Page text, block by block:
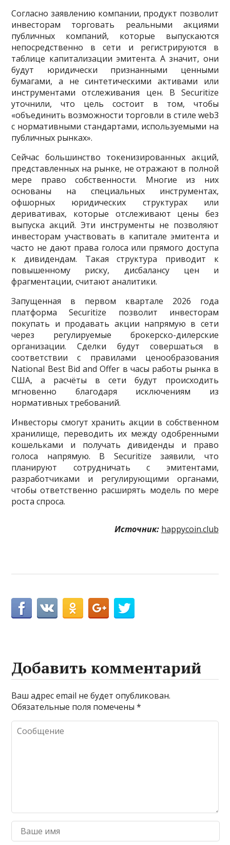
Согласно заявлению компании, продукт позволит
инвесторам торговать реальными акциями
публичных компаний, которые выпускаются
непосредственно в сети и регистрируются в
таблице капитализации эмитента. А значит, они
будут юридически признанными ценными
бумагами, а не синтетическими активами или
инструментами отслеживания цен. В Securitize
уточнили, что цель состоит в том, чтобы
«объединить возможности торговли в стиле web3
с нормативными стандартами, используемыми на
публичных рынках».
Сейчас большинство токенизированных акций,
представленных на рынке, не отражают в полной
мере право собственности. Многие из них
основаны на специальных инструментах,
офшорных юридических структурах или
деривативах, которые отслеживают цены без
выпуска акций. Эти инструменты не позволяют
инвесторам участвовать в капитале эмитента и
часто не дают права голоса или прямого доступа
к дивидендам. Такая структура приводит к
повышенному риску, дисбалансу цен и
фрагментации, считают аналитики.
Запущенная в первом квартале 2026 года
платформа Securitize позволит инвесторам
покупать и продавать акции напрямую в сети
через регулируемые брокерско-дилерские
организации. Сделки будут совершаться в
соответствии с правилами ценообразования
National Best Bid and Offer в часы работы рынка в
США, а расчёты в сети будут происходить
мгновенно благодаря исключениям из
нормативных требований.
Инвесторы смогут хранить акции в собственном
хранилище, переводить их между одобренными
кошельками и получать дивиденды и право
голоса напрямую. В Securitize заявили, что
планируют сотрудничать с эмитентами,
разработчиками и регулирующими органами,
чтобы ответственно расширять модель по мере
роста спроса.
Источник: happycoin.club
Добавить комментарий
Ваш адрес email не будет опубликован.
Обязательные поля помечены*